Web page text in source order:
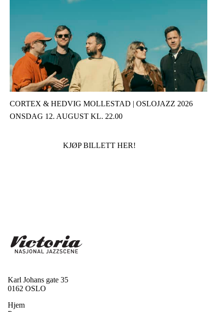
CORTEX & HEDVIG MOLLESTAD | OSLOJAZZ 2026
ONSDAG 12. AUGUST KL. 22.00
KJØP BILLETT HER!
Karl Johans gate 35
0162 OSLO
Hjem